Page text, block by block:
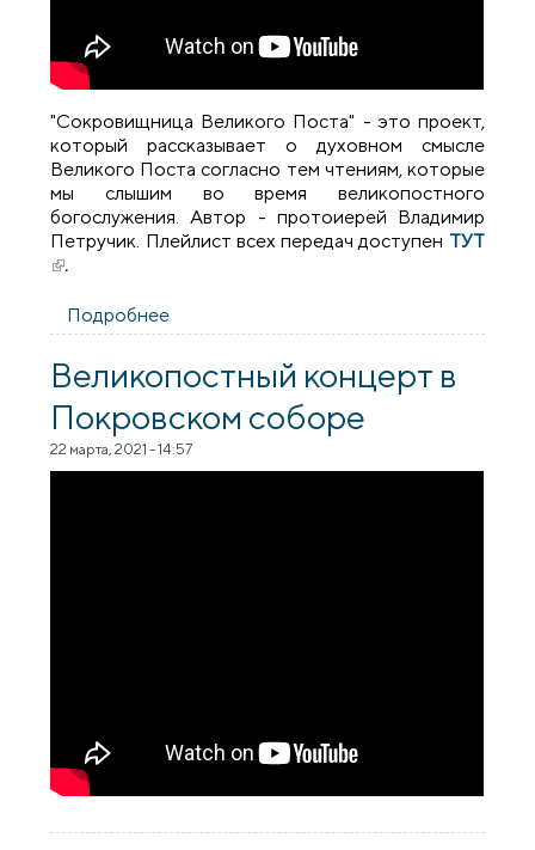
"Сокровищница Великого Поста" - это проект,
который рассказывает о духовном смысле
Великого Поста согласно тем чтениям, которые
мы слышим во время великопостного
богослужения. Автор - протоиерей Владимир
Петручик. Плейлист всех передач доступен ТУТ
(внешняя ссылка)
.
Подробнее
Выпуск 4
Великопостный концерт в
Покровском соборе
22 марта, 2021 - 14:57